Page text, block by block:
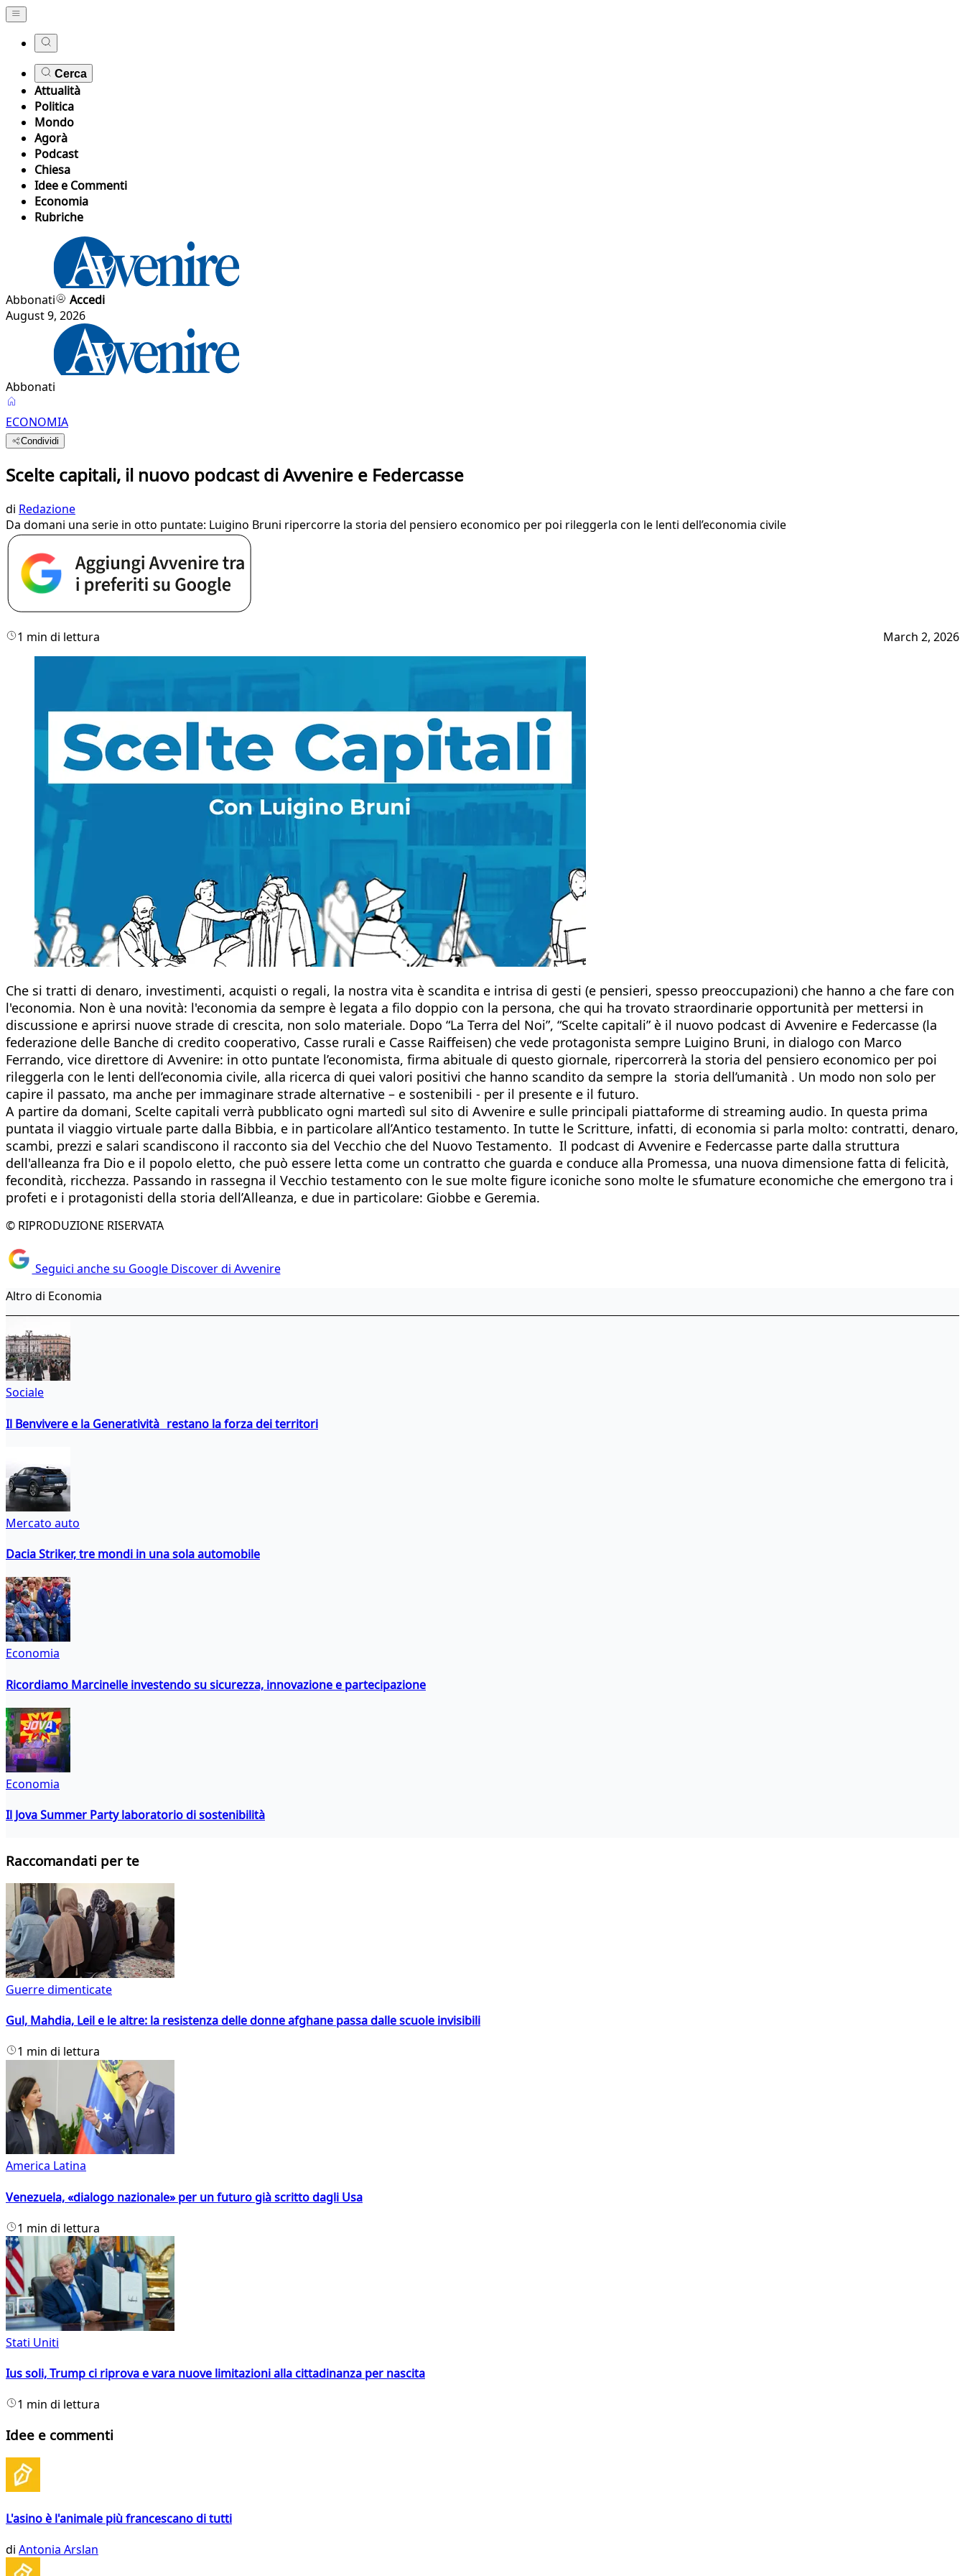
Cerca
Attualità
Politica
Mondo
Agorà
Podcast
Chiesa
Idee e Commenti
Economia
Rubriche
Abbonati
Accedi
August 9, 2026
Abbonati
ECONOMIA
Condividi
Scelte capitali, il nuovo podcast di Avvenire e Federcasse
di Redazione
Da domani una serie in otto puntate: Luigino Bruni ripercorre la storia del pensiero economico per poi rileggerla con le lenti dell’economia civile
1 min di lettura March 2, 2026
Che si tratti di denaro, investimenti, acquisti o regali, la nostra vita è scandita e intrisa di gesti (e pensieri, spesso preoccupazioni) che hanno a che fare con
l'economia. Non è una novità: l'economia da sempre è legata a filo doppio con la persona, che qui ha trovato straordinarie opportunità per mettersi in
discussione e aprirsi nuove strade di crescita, non solo materiale. Dopo “La Terra del Noi”, “Scelte capitali” è il nuovo podcast di Avvenire e Federcasse (la
federazione delle Banche di credito cooperativo, Casse rurali e Casse Raiffeisen) che vede protagonista sempre Luigino Bruni, in dialogo con Marco
Ferrando, vice direttore di Avvenire: in otto puntate l’economista, firma abituale di questo giornale, ripercorrerà la storia del pensiero economico per poi
rileggerla con le lenti dell’economia civile, alla ricerca di quei valori positivi che hanno scandito da sempre la storia dell’umanità . Un modo non solo per
capire il passato, ma anche per immaginare strade alternative – e sostenibili - per il presente e il futuro.
A partire da domani, Scelte capitali verrà pubblicato ogni martedì sul sito di Avvenire e sulle principali piattaforme di streaming audio. In questa prima
puntata il viaggio virtuale parte dalla Bibbia, e in particolare all’Antico testamento. In tutte le Scritture, infatti, di economia si parla molto: contratti, denaro,
scambi, prezzi e salari scandiscono il racconto sia del Vecchio che del Nuovo Testamento. Il podcast di Avvenire e Federcasse parte dalla struttura
dell'alleanza fra Dio e il popolo eletto, che può essere letta come un contratto che guarda e conduce alla Promessa, una nuova dimensione fatta di felicità,
fecondità, ricchezza. Passando in rassegna il Vecchio testamento con le sue molte figure iconiche sono molte le sfumature economiche che emergono tra i
profeti e i protagonisti della storia dell’Alleanza, e due in particolare: Giobbe e Geremia.
© RIPRODUZIONE RISERVATA
Seguici anche su Google Discover di Avvenire
Altro di Economia
Sociale
Il Benvivere e la Generatività restano la forza dei territori
Mercato auto
Dacia Striker, tre mondi in una sola automobile
Economia
Ricordiamo Marcinelle investendo su sicurezza, innovazione e partecipazione
Economia
Il Jova Summer Party laboratorio di sostenibilità
Raccomandati per te
Guerre dimenticate
Gul, Mahdia, Leil e le altre: la resistenza delle donne afghane passa dalle scuole invisibili
1 min di lettura
America Latina
Venezuela, «dialogo nazionale» per un futuro già scritto dagli Usa
1 min di lettura
Stati Uniti
Ius soli, Trump ci riprova e vara nuove limitazioni alla cittadinanza per nascita
1 min di lettura
Idee e commenti
L'asino è l'animale più francescano di tutti
di Antonia Arslan